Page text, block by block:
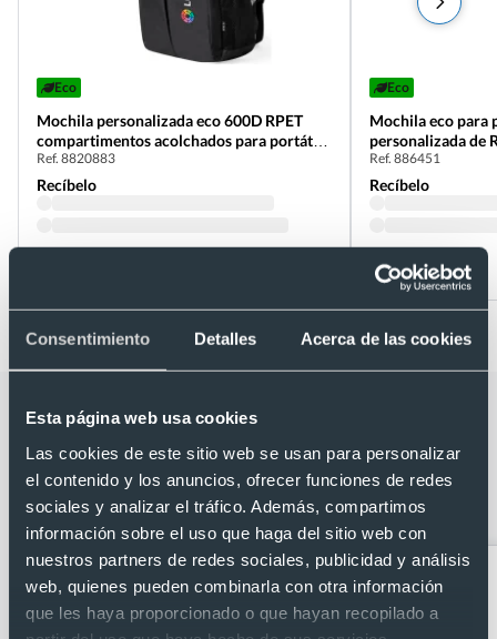
Consentimiento Detalles Acerca de las cookies
Esta página web usa cookies
Las cookies de este sitio web se usan para personalizar
el contenido y los anuncios, ofrecer funciones de redes
sociales y analizar el tráfico. Además, compartimos
información sobre el uso que haga del sitio web con
nuestros partners de redes sociales, publicidad y análisis
web, quienes pueden combinarla con otra información
que les haya proporcionado o que hayan recopilado a
Eco
Mochila personalizada eco 600D RPET
compartimentos acolchados para portátil
15'
Ref. 8820883
Recíbelo
Eco
Mochila eco para
personalizada de
Ref. 886451
Recíbelo
Desde 5,87 €
Categorías relacionadas con Mochila
poliéster 600D RPET bolsillo
acolchado portátil 15' cierre de
hebilla